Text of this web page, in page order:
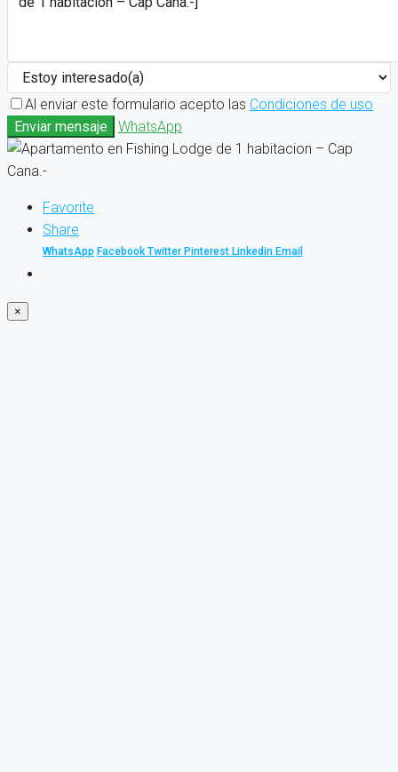
Al enviar este formulario acepto las Condiciones de uso
Enviar mensaje
WhatsApp
Favorite
Share
WhatsApp Facebook Twitter Pinterest Linkedin Email
×